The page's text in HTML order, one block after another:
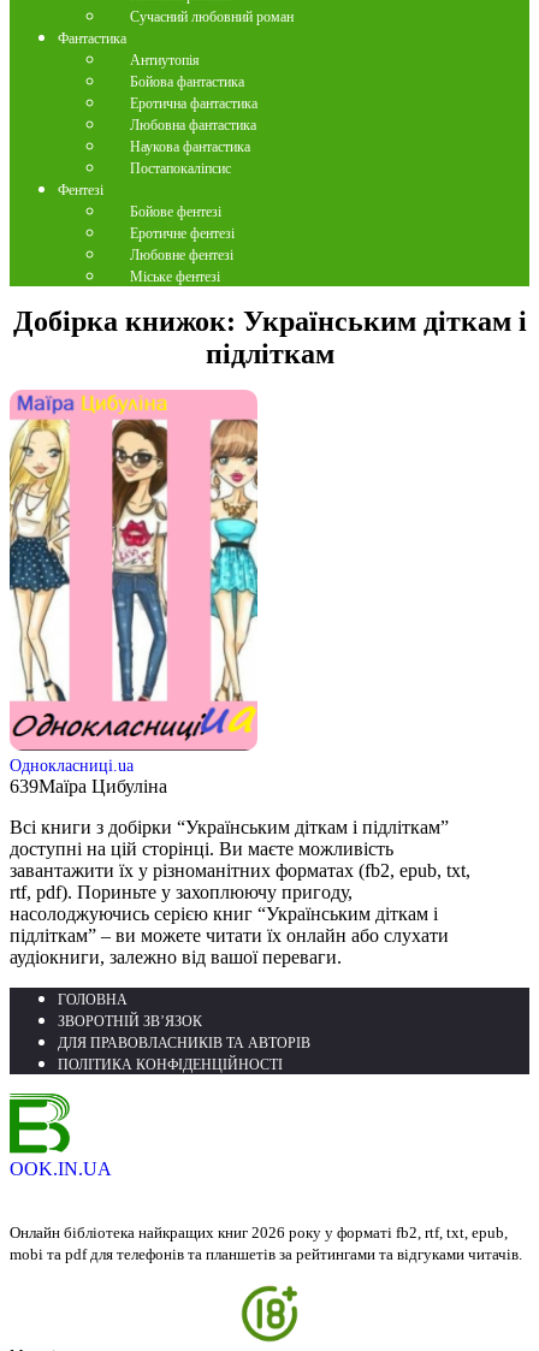
Сучасний любовний роман
Фантастика
Антиутопія
Бойова фантастика
Еротична фантастика
Любовна фантастика
Наукова фантастика
Постапокаліпсис
Фентезі
Бойове фентезі
Еротичне фентезі
Любовне фентезі
Міське фентезі
Добірка книжок: Українським діткам і
підліткам
Однокласниці.ua
639Маїра Цибуліна
Всі книги з добірки “Українським діткам і підліткам”
доступні на цій сторінці. Ви маєте можливість
завантажити їх у різноманітних форматах (fb2, epub, txt,
rtf, pdf). Пориньте у захоплюючу пригоду,
насолоджуючись серією книг “Українським діткам і
підліткам” – ви можете читати їх онлайн або слухати
аудіокниги, залежно від вашої переваги.
ГОЛОВНА
ЗВОРОТНІЙ ЗВ’ЯЗОК
ДЛЯ ПРАВОВЛАСНИКІВ ТА АВТОРІВ
ПОЛІТИКА КОНФІДЕНЦІЙНОСТІ
OOK.IN.UA
Онлайн бібліотека найкращих книг 2026 року у форматі fb2, rtf, txt, epub,
mobi та pdf для телефонів та планшетів за рейтингами та відгуками читачів.